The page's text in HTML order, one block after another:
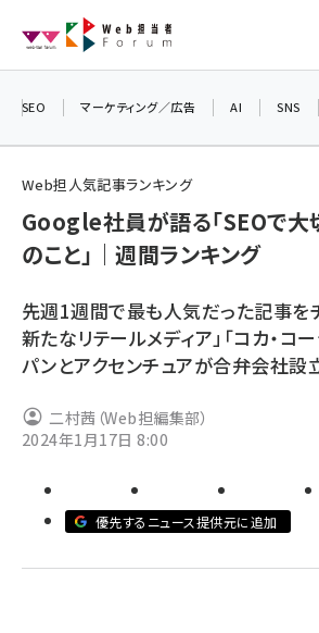
ン
seo (3538)
youtube (2444)
note (2322)
セミナー (2315)
z世代 (1629)
meo (1281)
llmo (1167)
SEO マーケティング／広告 AI SNS
Web担人気記事ランキング
Google社員が語る「SEOで大
のこと」｜週間ランキング
先週1週間で最も人気だった記事をチ
新たなリテールメディア」「コカ・コー
パンとアクセンチュアが合弁会社設立
二村茜（Web担編集部）
2024年1月17日 8:00
優先するニュース提供元に追加